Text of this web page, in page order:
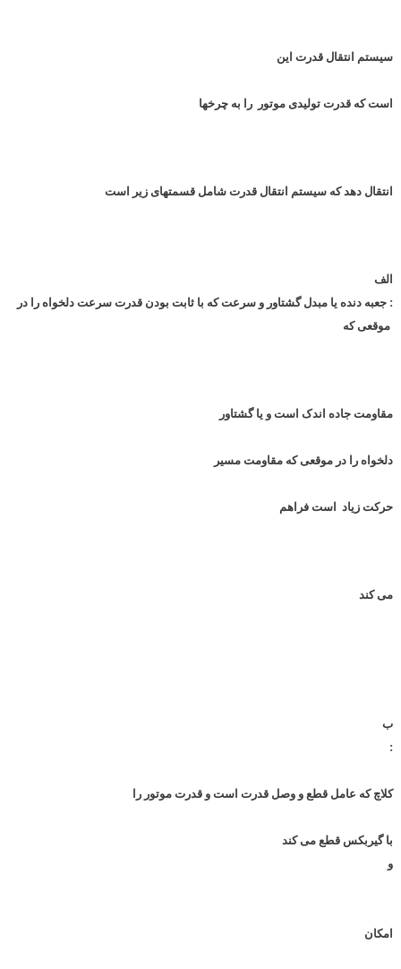
سیستم انتقال قدرت این
است که قدرت تولیدی موتور را به چرخها
انتقال دهد که سیستم انتقال قدرت شامل قسمتهای زیر است
الف
: جعبه دنده یا مبدل گشتاور و سرعت که با ثابت بودن قدرت سرعت دلخواه را در
موقعی که
مقاومت جاده اندک است و یا گشتاور
دلخواه را در موقعی که مقاومت مسیر
حرکت زیاد است فراهم
می کند
ب
:
کلاچ که عامل قطع و وصل قدرت است و قدرت موتور را
با گیربکس قطع می کند
و
امکان